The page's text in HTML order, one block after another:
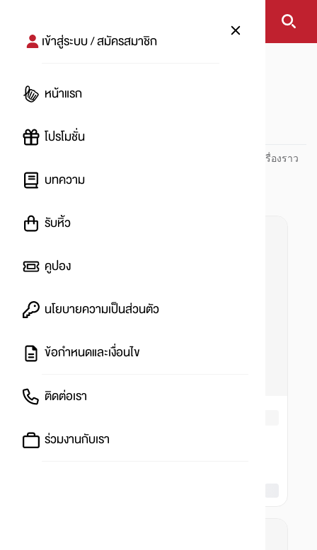
เข้าสู่ระบบ / สมัครสมาชิก
หน้าแรก
โปรโมชั่น
บทความ
รับหิ้ว
คูปอง
นโยบายความเป็นส่วนตัว
ข้อกำหนดและเงื่อนไข
ติดต่อเรา
ร่วมงานกับเรา
#
ปันโปร PUNPRO ที่ 1 ด้านโปรโมชัน อัปเดตและติดตามทุกเรื่องราว
โปรโมชัน